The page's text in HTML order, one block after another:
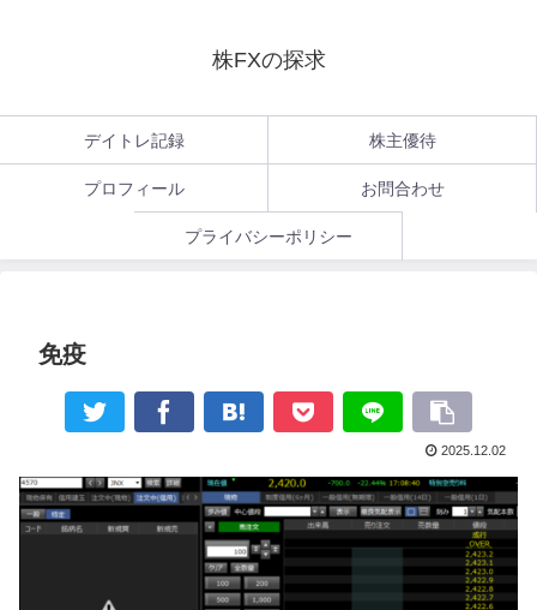
株FXの探求
デイトレ記録 株主優待
プロフィール お問合わせ
プライバシーポリシー
免疫
2025.12.02